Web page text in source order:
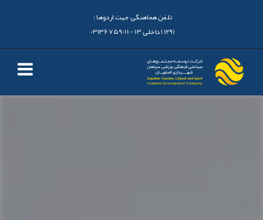
تلفن هماهنگی جهت اردوها :